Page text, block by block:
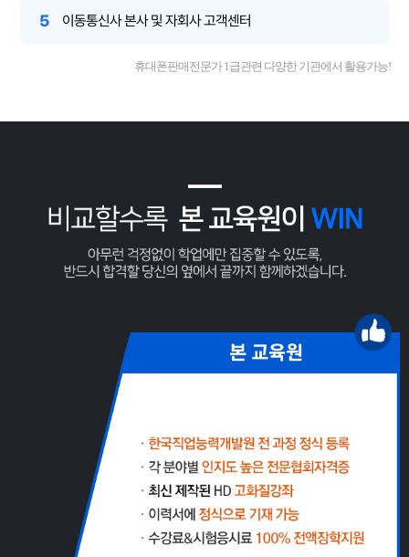
5 이동통신사 본사 및 자회사 고객센터
휴대폰판매전문가 1급관련 다양한 기관에서 활용가능!